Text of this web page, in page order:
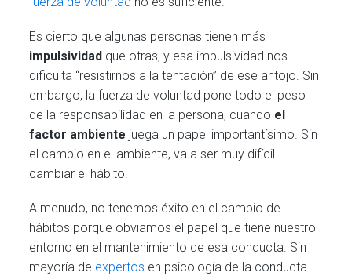
Es cierto que algunas personas tienen más
impulsividad que otras, y esa impulsividad nos
dificulta “resistirnos a la tentación” de ese antojo. Sin
embargo, la fuerza de voluntad pone todo el peso
de la responsabilidad en la persona, cuando el
factor ambiente juega un papel importantísimo. Sin
el cambio en el ambiente, va a ser muy difícil
cambiar el hábito.
A menudo, no tenemos éxito en el cambio de
hábitos porque obviamos el papel que tiene nuestro
entorno en el mantenimiento de esa conducta. Sin
mayoría de expertos en psicología de la conducta